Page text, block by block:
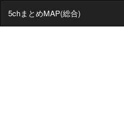
5chまとめMAP(総合)